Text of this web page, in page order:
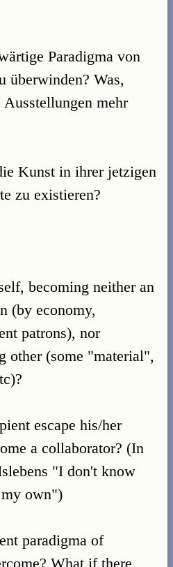
Paradigma von
überwinden? Was,
mehr
Kunst in ihrer jetzigen
zu existieren?
becoming neither an
(by economy,
patrons), nor
other (some "material",
escape his/her
a collaborator? (In
"I don't know
own")
paradigma of
What if there